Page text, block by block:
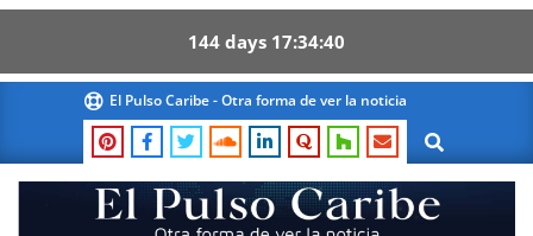
144 days 17 34 39
content
El Pulso Caribe - Otra forma de ver la noticia
Search